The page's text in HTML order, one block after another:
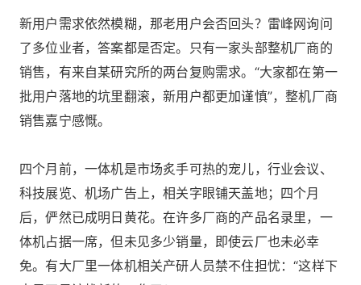
新用户需求依然模糊，那老用户会否回头？雷峰网询问
了多位业者，答案都是否定。只有一家头部整机厂商的
销售，有来自某研究所的两台复购需求。“大家都在第一
批用户落地的坑里翻滚，新用户都更加谨慎”，整机厂商
销售嘉宁感慨。
四个月前，一体机是市场炙手可热的宠儿，行业会议、
科技展览、机场广告上，相关字眼铺天盖地；四个月
后，俨然已成明日黄花。在许多厂商的产品名录里，一
体机占据一席，但未见多少销量，即使云厂也未必幸
免。有大厂里一体机相关产研人员禁不住担忧：“这样下